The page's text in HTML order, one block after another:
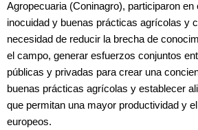
Agropecuaria (Coninagro), participaron
inocuidad y buenas prácticas agrícolas y
necesidad de reducir la brecha de
el campo, generar esfuerzos conjuntos
públicas y privadas para crear una
buenas prácticas agrícolas y establecer
que permitan una mayor productividad y
europeos.